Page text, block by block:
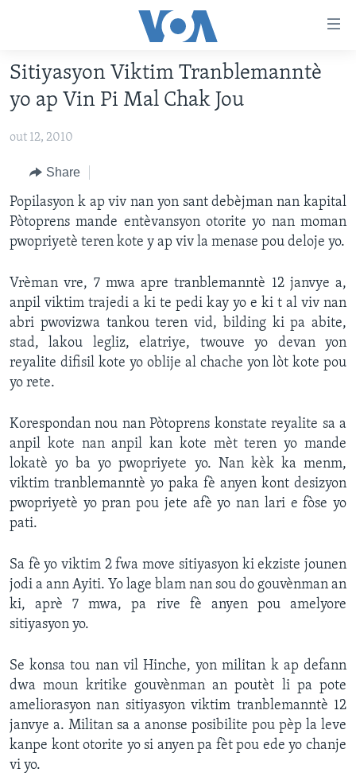
Skip
to
main
Skip
Navigation
Skip
to
AYITI
LÈZETAZINI
AMERIK LATIN
ENTÈNASYONAL
VIDEO
FLASHPOINT IKRÈN
SUIV NOU
Languages
Sitiyasyon Viktim Tranblemanntè
yo ap Vin Pi Mal Chak Jou
out 12, 2010
Share
Popilasyon k ap viv nan yon sant debèjman nan kapital
Pòtoprens mande entèvansyon otorite yo nan moman
pwopriyetè teren kote y ap viv la menase pou deloje yo.
Vrèman vre, 7 mwa apre tranblemanntè 12 janvye a,
anpil viktim trajedi a ki te pedi kay yo e ki t al viv nan
abri pwovizwa tankou teren vid, bilding ki pa abite,
stad, lakou legliz, elatriye, twouve yo devan yon
reyalite difisil kote yo oblije al chache yon lòt kote pou
yo rete.
Korespondan nou nan Pòtoprens konstate reyalite sa a
anpil kote nan anpil kan kote mèt teren yo mande
lokatè yo ba yo pwopriyete yo. Nan kèk ka menm,
viktim tranblemanntè yo paka fè anyen kont desizyon
pwopriyetè yo pran pou jete afè yo nan lari e fòse yo
pati.
Sa fè yo viktim 2 fwa move sitiyasyon ki ekziste jounen
jodi a ann Ayiti. Yo lage blam nan sou do gouvènman an
ki, aprè 7 mwa, pa rive fè anyen pou amelyore
sitiyasyon yo.
Se konsa tou nan vil Hinche, yon militan k ap defann
dwa moun kritike gouvènman an poutèt li pa pote
ameliorasyon nan sitiyasyon viktim tranblemanntè 12
janvye a. Militan sa a anonse posibilite pou pèp la leve
kanpe kont otorite yo si anyen pa fèt pou ede yo chanje
vi yo.